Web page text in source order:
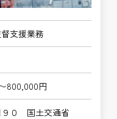
支援業務
800,000円
９０ 国土交通省